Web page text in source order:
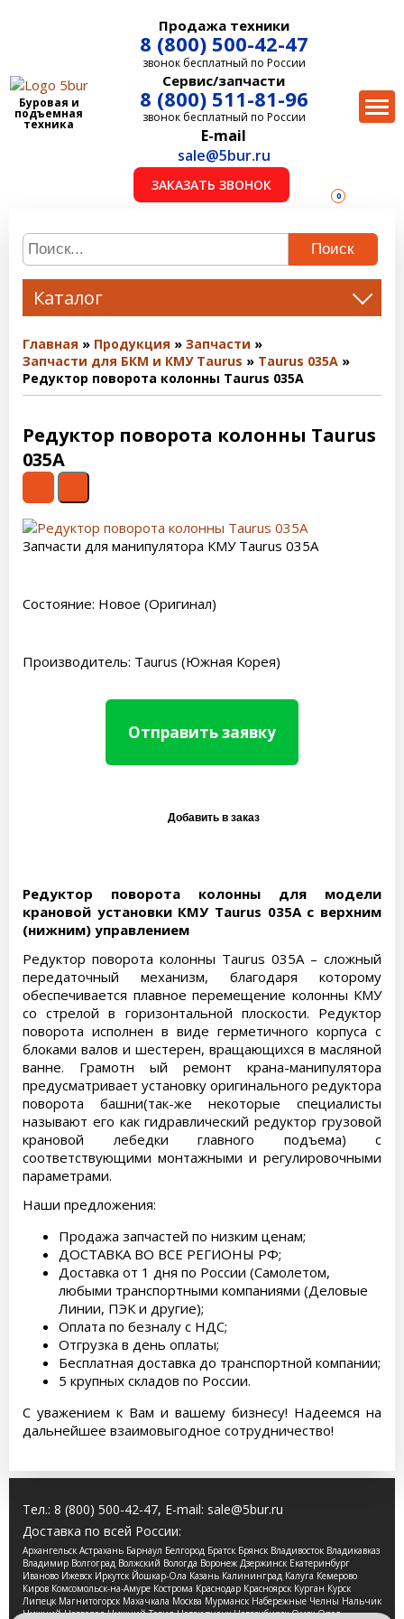
Буровая и
подъемная
техника
Продажа техники
8 (800) 500-42-47
звонок бесплатный по России
Сервис/запчасти
8 (800) 511-81-96
звонок бесплатный по России
E-mail
sale@5bur.ru
ЗАКАЗАТЬ ЗВОНОК
0
Поиск
Каталог
Главная Продукция
Запчасти
Запчасти для БКМ и КМУ Taurus
Taurus 035A
Редуктор поворота колонны Taurus 035A
Редуктор поворота колонны Taurus
035A
Запчасти для манипулятора КМУ Taurus 035A
Состояние: Новое (Оригинал)
Производитель: Taurus (Южная Корея)
Отправить заявку
Редуктор поворота колонны для модели
крановой установки КМУ Taurus 035A с верхним
(нижним) управлением
Редуктор поворота колонны Taurus 035A – сложный
передаточный механизм, благодаря которому
обеспечивается плавное перемещение колонны КМУ
со стрелой в горизонтальной плоскости. Редуктор
поворота исполнен в виде герметичного корпуса с
блоками валов и шестерен, вращающихся в масляной
ванне. Грамотн ый ремонт крана-манипулятора
предусматривает установку оригинального редуктора
поворота башни(так-же некоторые специалисты
называют его как гидравлический редуктор грузовой
крановой лебедки главного подъема) с
соответствующими монтажными и регулировочными
параметрами.
Наши предложения:
Продажа запчастей по низким ценам;
ДОСТАВКА ВО ВСЕ РЕГИОНЫ РФ;
Доставка от 1 дня по России (Самолетом,
любыми транспортными компаниями (Деловые
Линии, ПЭК и другие);
Оплата по безналу с НДС;
Отгрузка в день оплаты;
Бесплатная доставка до транспортной компании;
5 крупных складов по России.
С уважением к Вам и вашему бизнесу! Надеемся на
дальнейшее взаимовыгодное сотрудничество!
Тел.: 8 (800) 500-42-47, E-mail: sale@5bur.ru
Доставка по всей России:
Архангельск Астрахань Барнаул Белгород Братск Брянск Владивосток Владикавказ
Владимир Волгоград Волжский Вологда Воронеж Дзержинск Екатеринбург
Иваново Ижевск Иркутск Йошкар-Ола Казань Калининград Калуга Кемерово
Киров Комсомольск-на-Амуре Кострома Краснодар Красноярск Курган Курск
Липецк Магнитогорск Махачкала Москва Мурманск Набережные Челны Нальчик
Нижний Новгород Нижний Тагил Новокузнецк Новосибирск Омск Орел